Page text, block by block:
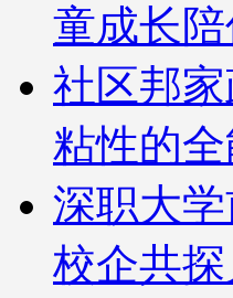
童成长
社区邦
粘性的全
深职大
校企共